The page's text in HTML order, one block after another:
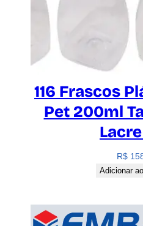
116 Frascos
Pet 200ml
R$
Adicionar